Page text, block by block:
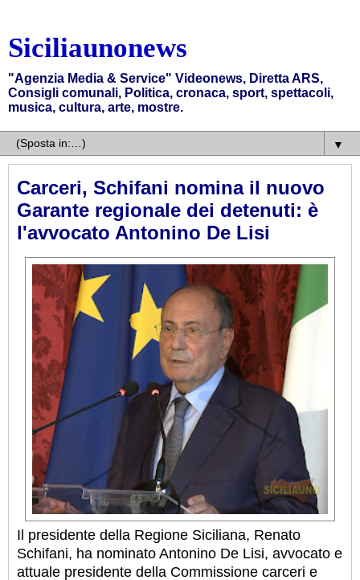
Siciliaunonews
"Agenzia Media & Service" Videonews, Diretta ARS,
Consigli comunali, Politica, cronaca, sport, spettacoli,
musica, cultura, arte, mostre.
▼
Carceri, Schifani nomina il nuovo
Garante regionale dei detenuti: è
l'avvocato Antonino De Lisi
Il presidente della Regione Siciliana, Renato
Schifani, ha nominato Antonino De Lisi, avvocato e
attuale presidente della Commissione carceri e